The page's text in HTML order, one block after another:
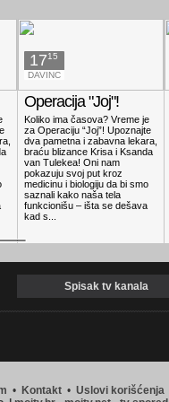
19:03
1715
DAVINC
Operacija "Joj"!
Koliko ima časova? Vreme je
za Operaciju “Joj”! Upoznajte
dva pametna i zabavna lekara,
braću blizance Krisa i Ksanda
van Tulekea! Oni nam
pokazuju svoj put kroz
medicinu i biologiju da bi smo
saznali kako naša tela
funkcionišu – išta se dešava
kad s...
Spisak tv kanala
• Kontakt• Uslovi korišćenja